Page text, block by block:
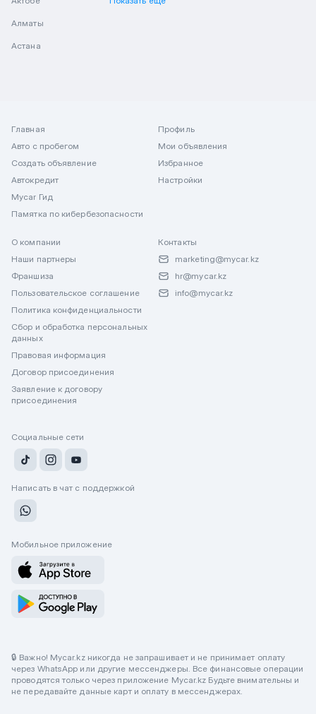
Алматы
Астана
Главная
Авто с пробегом
Создать объявление
Автокредит
Mycar Гид
Памятка по кибербезопасности
Профиль
Мои объявления
Избранное
Настройки
О компании
Наши партнеры
Франшиза
Пользовательское соглашение
Политика конфиденциальности
Сбор и обработка персональных
данных
Правовая информация
Договор присоединения
Заявление к договору
присоединения
Контакты
marketing@mycar.kz
hr@mycar.kz
info@mycar.kz
Социальные сети
Написать в чат с поддержкой
Мобильное приложение
🔒 Важно! Mycar.kz никогда не запрашивает и не принимает оплату
через WhatsApp или другие мессенджеры. Все финансовые операции
проводятся только через приложение Mycar.kz Будьте внимательны и
не передавайте данные карт и оплату в мессенджерах.